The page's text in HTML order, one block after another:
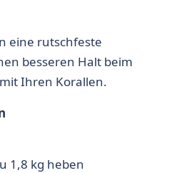
eine rutschfeste
besseren Halt beim
Ihren Korallen.
1,8 kg heben